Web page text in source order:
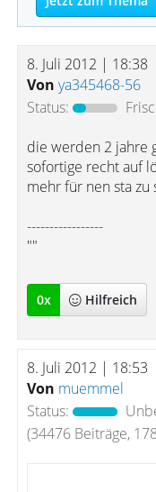
8. Juli 2012 | 18:38
Von ya345468-56
Status:
die werden 2 jahre
sofortige recht auf
mehr für nen sta zu
-----------------
""
0x Hilfreich
8. Juli 2012 | 18:53
Von muemmel
Status:
(34476 Beiträge,